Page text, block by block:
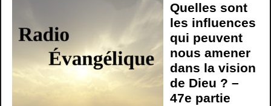
Quelles sont
les influences
qui peuvent
nous amener
dans la vision
de Dieu ? –
47e partie